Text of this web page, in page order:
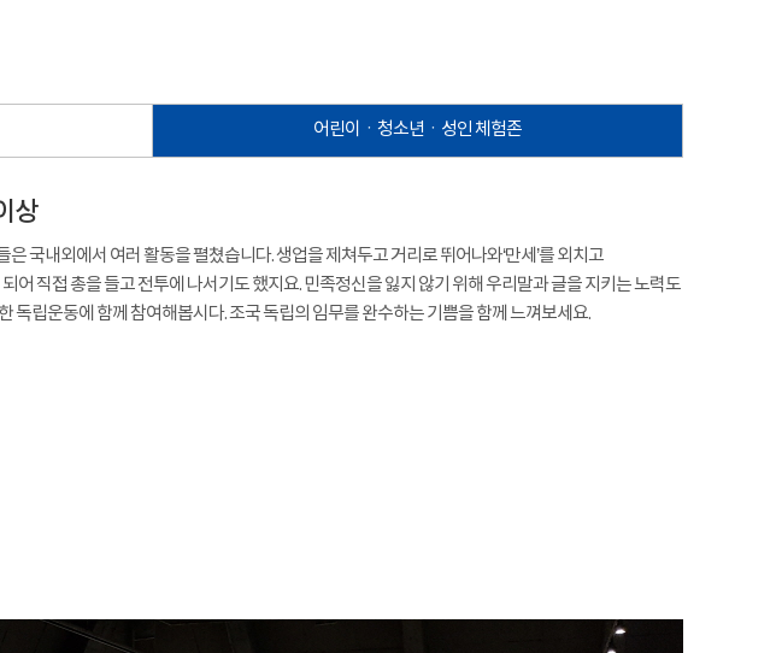
어린이ㆍ청소년ㆍ성인 체험존
상
국내외에서 여러 활동을 펼쳤습니다. 생업을 제쳐두고 거리로 뛰어나와‘만세’를 외치고
어 직접 총을 들고 전투에 나서기도 했지요. 민족정신을 잃지 않기 위해 우리말과 글을 지키는 노력도
독립운동에 함께 참여해봅시다. 조국 독립의 임무를 완수하는 기쁨을 함께 느껴보세요.